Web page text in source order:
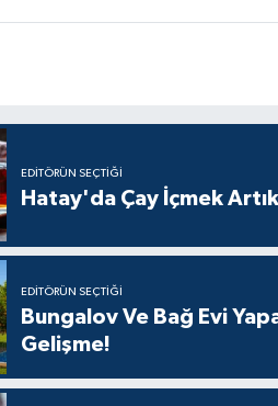
EDITÖRÜN SEÇTIĞI
Hatay'da Çay İçmek
EDITÖRÜN SEÇTIĞI
Bungalov Ve Bağ Evi
Gelişme!